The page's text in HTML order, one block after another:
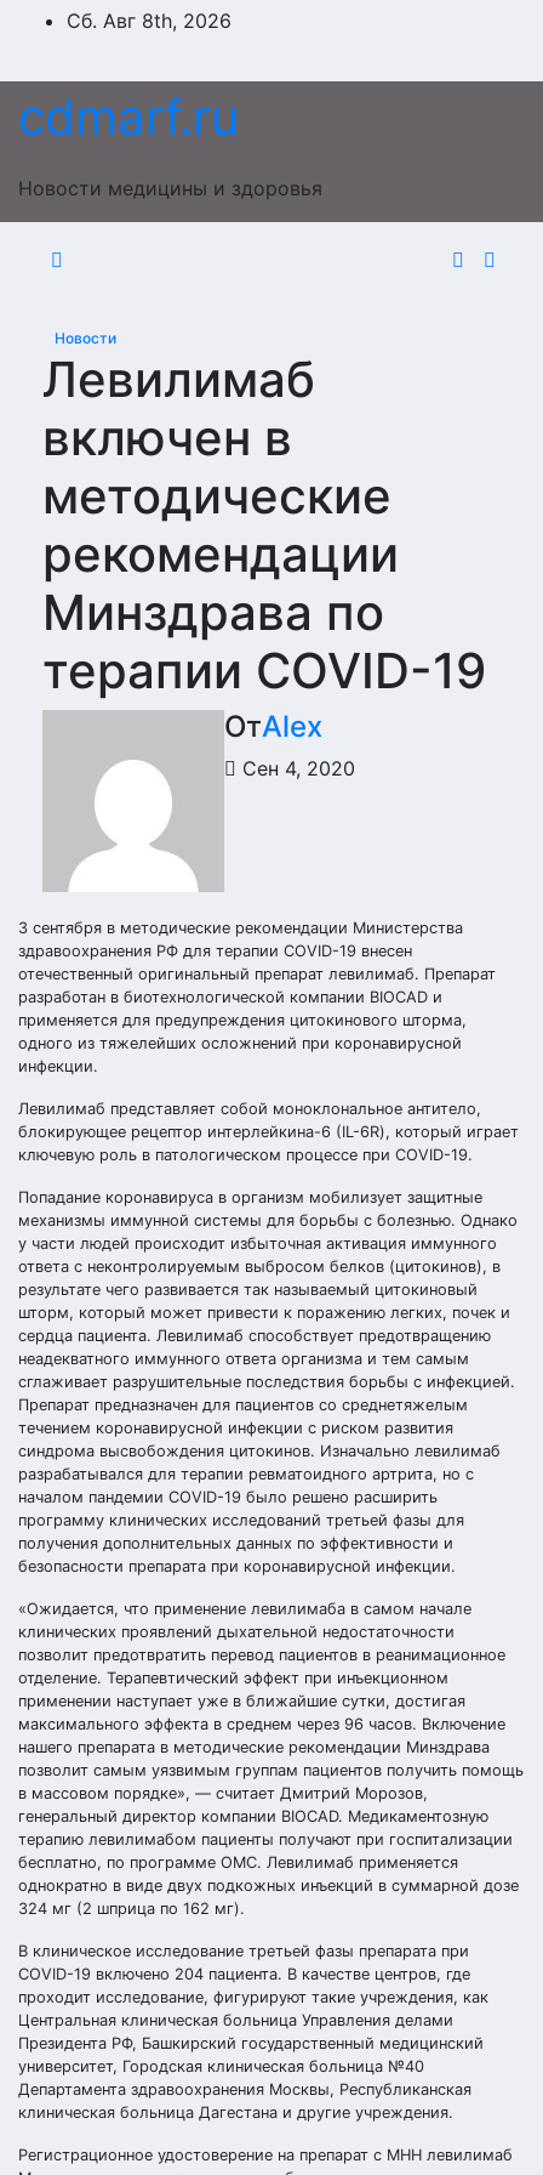
ПерейтиСб. Авг 8th, 2026
cdmarf.ru
Новости медицины и здоровья
Новости
Левилимаб
включен в
методические
рекомендации
Минздрава по
терапии COVID-19
ОтAlex
Сен 4, 2020
3 сентября в методические рекомендации Министерства
здравоохранения РФ для терапии COVID-19 внесен
отечественный оригинальный препарат левилимаб. Препарат
разработан в биотехнологической компании BIOCAD и
применяется для предупреждения цитокинового шторма,
одного из тяжелейших осложнений при коронавирусной
инфекции.
Левилимаб представляет собой моноклональное антитело,
блокирующее рецептор интерлейкина-6 (IL-6R), который играет
ключевую роль в патологическом процессе при COVID-19.
Попадание коронавируса в организм мобилизует защитные
механизмы иммунной системы для борьбы с болезнью. Однако
у части людей происходит избыточная активация иммунного
ответа с неконтролируемым выбросом белков (цитокинов), в
результате чего развивается так называемый цитокиновый
шторм, который может привести к поражению легких, почек и
сердца пациента. Левилимаб способствует предотвращению
неадекватного иммунного ответа организма и тем самым
сглаживает разрушительные последствия борьбы с инфекцией.
Препарат предназначен для пациентов со среднетяжелым
течением коронавирусной инфекции с риском развития
синдрома высвобождения цитокинов. Изначально левилимаб
разрабатывался для терапии ревматоидного артрита, но с
началом пандемии COVID-19 было решено расширить
программу клинических исследований третьей фазы для
получения дополнительных данных по эффективности и
безопасности препарата при коронавирусной инфекции.
«Ожидается, что применение левилимаба в самом начале
клинических проявлений дыхательной недостаточности
позволит предотвратить перевод пациентов в реанимационное
отделение. Терапевтический эффект при инъекционном
применении наступает уже в ближайшие сутки, достигая
максимального эффекта в среднем через 96 часов. Включение
нашего препарата в методические рекомендации Минздрава
позволит самым уязвимым группам пациентов получить помощь
в массовом порядке», — считает Дмитрий Морозов,
генеральный директор компании BIOCAD. Медикаментозную
терапию левилимабом пациенты получают при госпитализации
бесплатно, по программе ОМС. Левилимаб применяется
однократно в виде двух подкожных инъекций в суммарной дозе
324 мг (2 шприца по 162 мг).
В клиническое исследование третьей фазы препарата при
COVID-19 включено 204 пациента. В качестве центров, где
проходит исследование, фигурируют такие учреждения, как
Центральная клиническая больница Управления делами
Президента РФ, Башкирский государственный медицинский
университет, Городская клиническая больница №40
Департамента здравоохранения Москвы, Республиканская
клиническая больница Дагестана и другие учреждения.
Регистрационное удостоверение на препарат с МНН левилимаб